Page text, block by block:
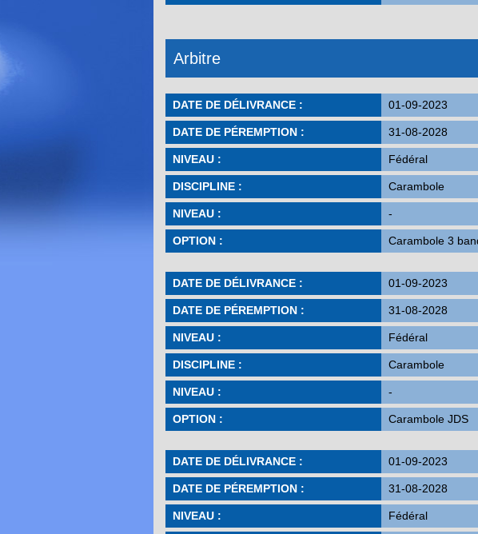
Arbitre
DATE DE DÉLIVRANCE : 01-09-2023
DATE DE PÉREMPTION : 31-08-2028
NIVEAU : Fédéral
DISCIPLINE : Carambole
NIVEAU : -
OPTION : Carambole 3
DATE DE DÉLIVRANCE : 01-09-2023
DATE DE PÉREMPTION : 31-08-2028
NIVEAU : Fédéral
DISCIPLINE : Carambole
NIVEAU : -
OPTION : Carambole JDS
DATE DE DÉLIVRANCE : 01-09-2023
DATE DE PÉREMPTION : 31-08-2028
NIVEAU : Fédéral